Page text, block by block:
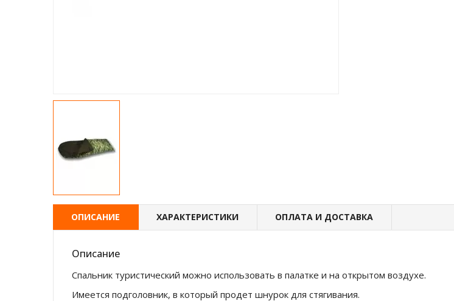
ОПИСАНИЕ ХАРАКТЕРИСТИКИ ОПЛАТА И ДОСТАВКА
Описание
Спальник туристический можно использовать в палатке и на открытом воздухе.
Имеется подголовник, в который продет шнурок для стягивания.